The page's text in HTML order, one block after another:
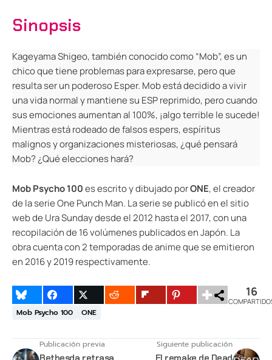
Sinopsis
Kageyama Shigeo, también conocido como “Mob”, es un
chico que tiene problemas para expresarse, pero que
resulta ser un poderoso Esper. Mob está decidido a vivir
una vida normal y mantiene su ESP reprimido, pero cuando
sus emociones aumentan al 100%, ¡algo terrible le sucede!
Mientras está rodeado de falsos espers, espíritus
malignos y organizaciones misteriosas, ¿qué pensará
Mob? ¿Qué elecciones hará?
Mob Psycho 100es escrito y dibujado porONE, el creador
de la serie One Punch Man. La serie se publicó en el sitio
web de Ura Sunday desde el 2012 hasta el 2017, con una
recopilación de 16 volúmenes publicados en Japón. La
obra cuenta con 2 temporadas de anime que se emitieron
en 2016 y 2019 respectivamente.
16
Mob Psycho 100 ONE
Publicación previa Siguiente publicación